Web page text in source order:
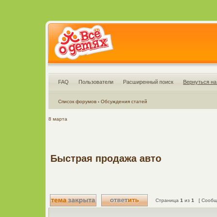
FAQ Пользователи Расширенный поиск Вернуться
Список форумов ‹ Обсуждения статей
8 марта
Быстрая продажа авто
Страница1 из1 [